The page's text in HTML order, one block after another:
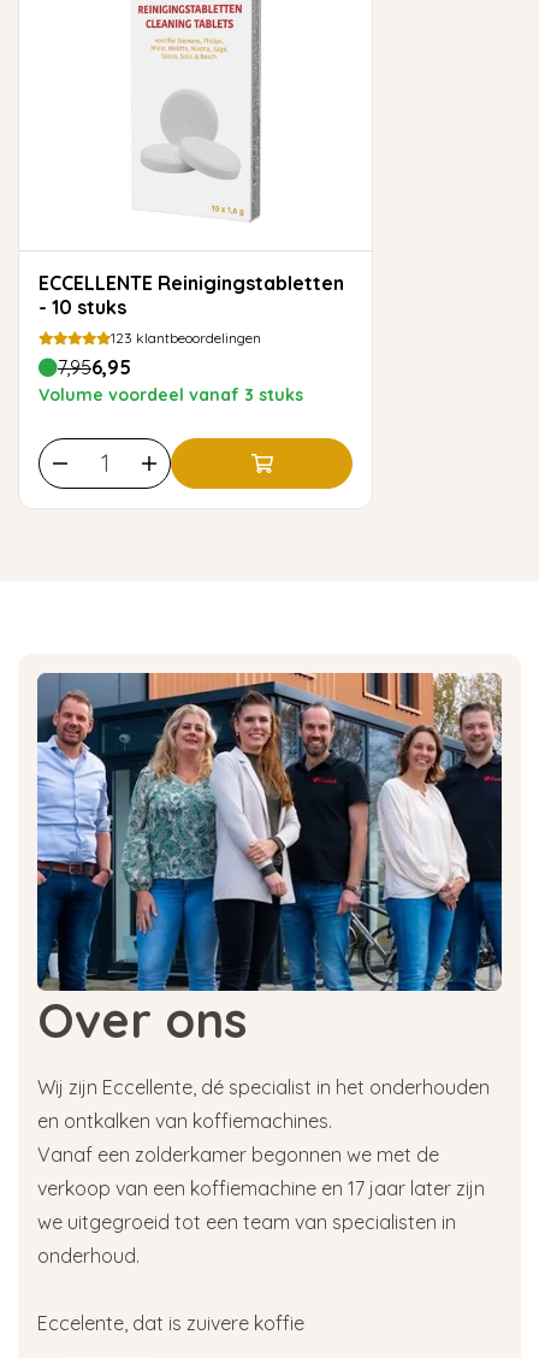
ECCELLENTE Reinigingstabletten
- 10 stuks
123 klantbeoordelingen
7,956,95
Volume voordeel vanaf 3 stuks
Over ons
Wij zijn Eccellente, dé specialist in het onderhouden
en ontkalken van koffiemachines.
Vanaf een zolderkamer begonnen we met de
verkoop van een koffiemachine en 17 jaar later zijn
we uitgegroeid tot een team van specialisten in
onderhoud.
Eccelente, dat is zuivere koffie